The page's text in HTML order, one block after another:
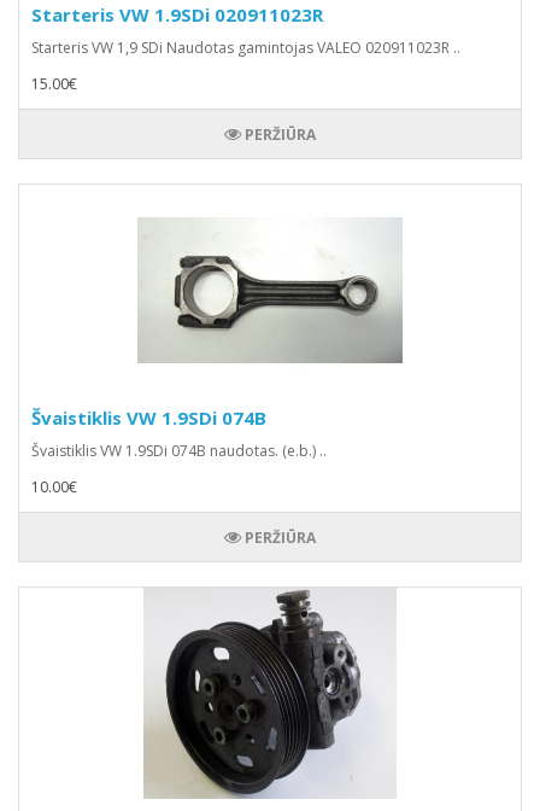
Starteris VW 1.9SDi 020911023R
Starteris VW 1,9 SDi Naudotas gamintojas VALEO 020911023R ..
15.00€
PERŽIŪRA
Švaistiklis VW 1.9SDi 074B
Švaistiklis VW 1.9SDi 074B naudotas. (e.b.) ..
10.00€
PERŽIŪRA